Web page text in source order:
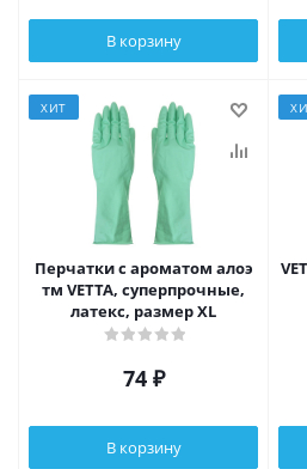
В корзину
ХИТ
Перчатки с ароматом алоэ
тм VETTA, суперпрочные,
латекс, размер XL
74₽
В корзину